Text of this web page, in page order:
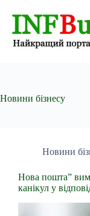
Новини бізнесу
Новини
Нова пошта”
канікул у